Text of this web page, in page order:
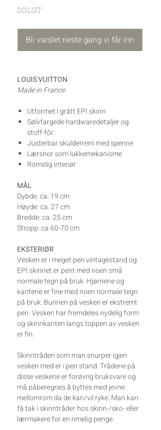
SOLGT
Bli varslet neste gang vi får inn
LOUIS VUITTON
Made in France
Utformet i grått EPI skinn
Sølvfargede hardwaredetaljer og
stoff-fôr.
Justerbar skulderrem med spenne
Lærsnor som lukkemekanisme
Romslig interiør
MÅL
Dybde: ca. 19 cm
Høyde: ca. 27 cm
Bredde: ca. 25 cm
Stropp: ca 60-70 cm
EKSTERIØR
Vesken er i meget pen vintagestand og
EPI skinnet er pent med noen små
normale tegn på bruk. Hjørnene og
kantene er fine med noen normale tegn
på bruk. Bunnen på vesken er ekstremt
pen. Vesken har fremdeles nydelig form
og skinnkanten langs toppen av vesken
er fin.
Skinntråden som man snurper igjen
vesken med er i pen stand. Trådene på
disse veskene er forøvrig bruksvare og
må påberegnes å byttes med jevne
mellomrom da de kan/vil ryke. Man kan
få tak i skinntråder hos skinn-/sko- eller
lærmakere for en rimelig penge.